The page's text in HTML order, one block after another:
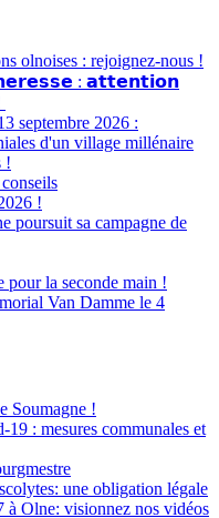
olnoises : rejoignez-nous !
: 𝗮𝘁𝘁𝗲𝗻𝘁𝗶𝗼𝗻
septembre 2026 :
d'un village millénaire
!
!
poursuit sa campagne de
pour la seconde main !
Van Damme le 4
Soumagne !
: mesures communales et
une obligation légale
à Olne: visionnez nos vidéos